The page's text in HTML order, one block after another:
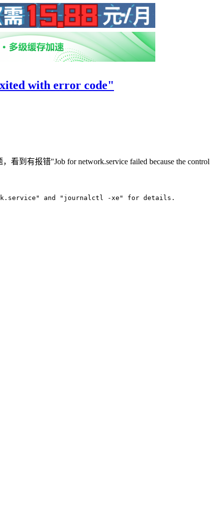
with error code"
有报错"Job for network.service failed because the control
and "journalctl -xe" for details.